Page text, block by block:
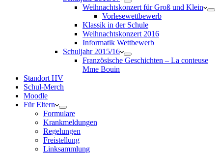
Weihnachtskonzert für Groß und Klein
Vorlesewettbewerb
Klassik in der Schule
Weihnachtskonzert 2016
Informatik Wettbewerb
Schuljahr 2015/16
Französische Geschichten – La conteuse
Mme Bouin
Standort HV
Schul-Merch
Moodle
Für Eltern
Formulare
Krankmeldungen
Regelungen
Freistellung
Linksammlung